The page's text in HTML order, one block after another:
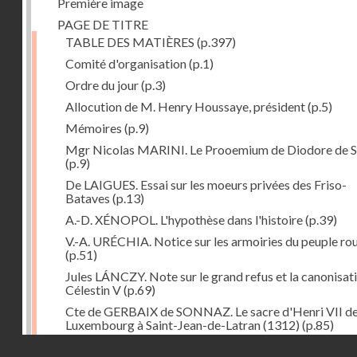
PAGE DE TITRE
TABLE DES MATIÈRES (p.397)
Comité d'organisation(p.1)
Ordre du jour(p.3)
Allocution de M. Henry Houssaye, président(p.5)
Mémoires (p.9)
Mgr Nicolas MARINI. Le Prooemium de Diodore de
(p.9)
De LAIGUES. Essai sur les moeurs privées des Friso-
Bataves (p.13)
A.-D. XÉNOPOL. L'hypothèse dans l'histoire(p.39)
V.-A. URÉCHIA. Notice sur les armoiries du peuple
(p.51)
Jules LÁNCZY. Note sur le grand refus et la
Célestin V(p.69)
Cte de GERBAIX de SONNAZ. Le sacre d'Henri VII
Luxembourg à Saint-Jean-de-Latran (1312) (p.85)